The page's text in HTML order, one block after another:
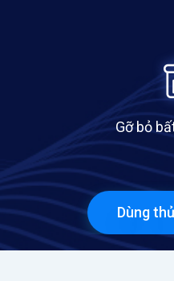
Gỡ bỏ
Dùng